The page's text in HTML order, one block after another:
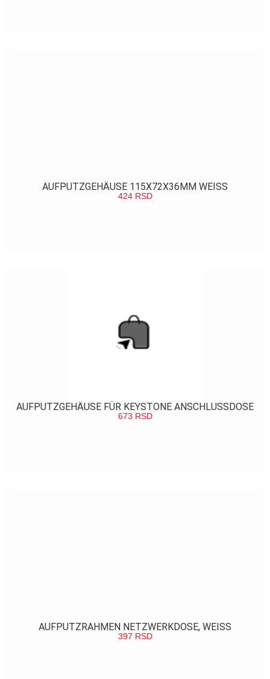
AUFPUTZGEHÄUSE 115X72X36MM WEISS
424 RSD
AUFPUTZGEHÄUSE FÜR KEYSTONE ANSCHLUSSDOSE
673 RSD
AUFPUTZRAHMEN NETZWERKDOSE, WEISS
397 RSD